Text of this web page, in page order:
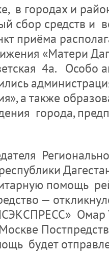
в городах и
сбор средств и
приёма
«Матери
4а. Особо
а также
города,
помощь
—
Омар
будет